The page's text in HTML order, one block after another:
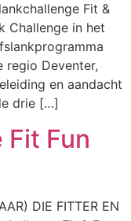
Fit &
Challenge in het
Deventer,
en aandacht
drie […]
Fun
DIE FITTER EN